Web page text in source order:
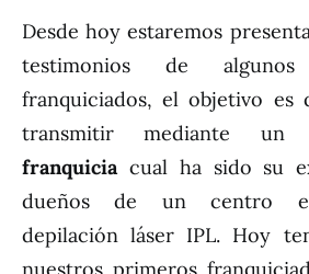
Desde hoy estaremos
testimonios de
franquiciados, el objetivo es
transmitir mediante un
franquiciacual ha sido su
dueños de un centro
depilación láser IPL. Hoy